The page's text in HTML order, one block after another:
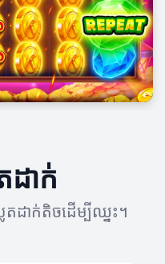
ដាក់
តដាក់តិចដើម្បីឈ្នះ។